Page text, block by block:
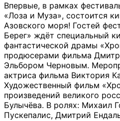
Впервые, в рамках
«Лоза и Муза», состоится
Азовского моря! Гостей
Берег» ждёт специальный
фантастической драмы
продюсерами фильма
Эльбором Черновым.
актриса фильма Виктория
Художественный фильм
произведений великого
Булычёва. В ролях: Михаил
Пускепалис, Дмитрий